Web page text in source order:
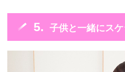
子供と一緒にス